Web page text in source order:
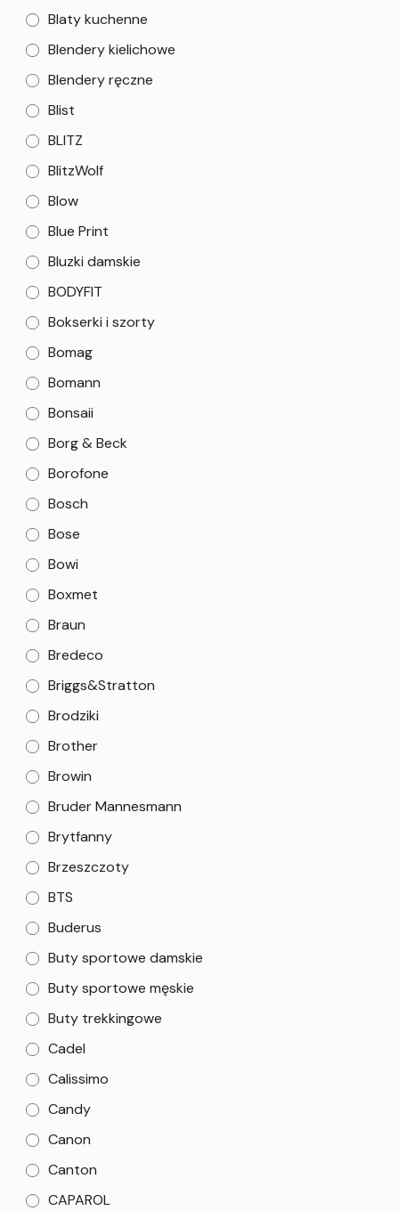
Blaty kuchenne
Blendery kielichowe
Blendery ręczne
Blist
BLITZ
BlitzWolf
Blow
Blue Print
Bluzki damskie
BODYFIT
Bokserki i szorty
Bomag
Bomann
Bonsaii
Borg & Beck
Borofone
Bosch
Bose
Bowi
Boxmet
Braun
Bredeco
Briggs&Stratton
Brodziki
Brother
Browin
Bruder Mannesmann
Brytfanny
Brzeszczoty
BTS
Buderus
Buty sportowe damskie
Buty sportowe męskie
Buty trekkingowe
Cadel
Calissimo
Candy
Canon
Canton
CAPAROL